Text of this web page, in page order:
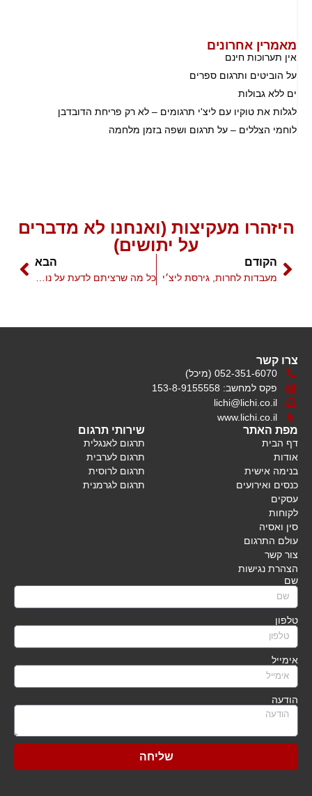
מאמרין אחרונים
אין תערוכות חינם
על הוביטים ותרגום ספרים
ים ללא גבולות
לגלות את טוקיו עם ליצ'י תרגומים – לא רק פריחת הדובדבן
לוחמי הצללים – על תרגום ושפה בזמן מלחמה
היזהרו מעקיצות (ואנחנו לא מדברים
על יתושים)
הקודם
מעבדות לחרות, גירסת ליצ׳י
הבא
צרו קשר
052-351-6070 (מיכל)
פקס למחשב: 153-8-9155558
lichi@lichi.co.il
www.lichi.co.il
מפת האתר
דף הבית
אודות
בנימה אישית
כנסים ואירועים
עסקים
לקוחות
סין ואסיה
עולם התרגום
צור קשר
הצהרת נגישות
שירותי תרגום
תרגום לאנגלית
תרגום לערבית
תרגום לרוסית
תרגום לגרמנית
שם
טלפון
אימייל
הודעה
שליחה